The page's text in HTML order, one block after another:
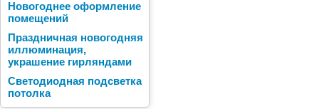
Новогоднее оформление
помещений
Праздничная новогодняя
иллюминация,
украшение гирляндами
Светодиодная подсветка
потолка